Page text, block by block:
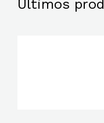
Últimos